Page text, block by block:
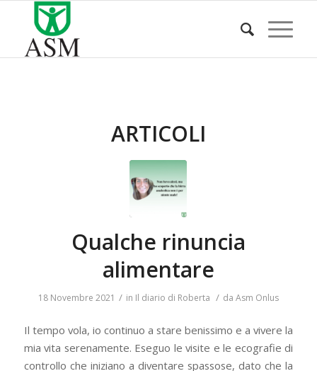
ARTICOLI
Qualche rinuncia
alimentare
18 Novembre 2021 / in Il diario di Roberta / da Asm Onlus
Il tempo vola, io continuo a stare benissimo e a vivere la
mia vita serenamente. Eseguo le visite e le ecografie di
controllo che iniziano a diventare spassose, dato che la